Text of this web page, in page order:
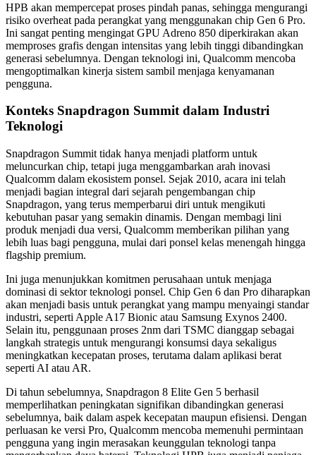
HPB akan mempercepat proses pindah panas, sehingga mengurangi
risiko overheat pada perangkat yang menggunakan chip Gen 6 Pro.
Ini sangat penting mengingat GPU Adreno 850 diperkirakan akan
memproses grafis dengan intensitas yang lebih tinggi dibandingkan
generasi sebelumnya. Dengan teknologi ini, Qualcomm mencoba
mengoptimalkan kinerja sistem sambil menjaga kenyamanan
pengguna.
Konteks Snapdragon Summit dalam Industri
Teknologi
Snapdragon Summit tidak hanya menjadi platform untuk
meluncurkan chip, tetapi juga menggambarkan arah inovasi
Qualcomm dalam ekosistem ponsel. Sejak 2010, acara ini telah
menjadi bagian integral dari sejarah pengembangan chip
Snapdragon, yang terus memperbarui diri untuk mengikuti
kebutuhan pasar yang semakin dinamis. Dengan membagi lini
produk menjadi dua versi, Qualcomm memberikan pilihan yang
lebih luas bagi pengguna, mulai dari ponsel kelas menengah hingga
flagship premium.
Ini juga menunjukkan komitmen perusahaan untuk menjaga
dominasi di sektor teknologi ponsel. Chip Gen 6 dan Pro diharapkan
akan menjadi basis untuk perangkat yang mampu menyaingi standar
industri, seperti Apple A17 Bionic atau Samsung Exynos 2400.
Selain itu, penggunaan proses 2nm dari TSMC dianggap sebagai
langkah strategis untuk mengurangi konsumsi daya sekaligus
meningkatkan kecepatan proses, terutama dalam aplikasi berat
seperti AI atau AR.
Di tahun sebelumnya, Snapdragon 8 Elite Gen 5 berhasil
memperlihatkan peningkatan signifikan dibandingkan generasi
sebelumnya, baik dalam aspek kecepatan maupun efisiensi. Dengan
perluasan ke versi Pro, Qualcomm mencoba memenuhi permintaan
pengguna yang ingin merasakan keunggulan teknologi tanpa